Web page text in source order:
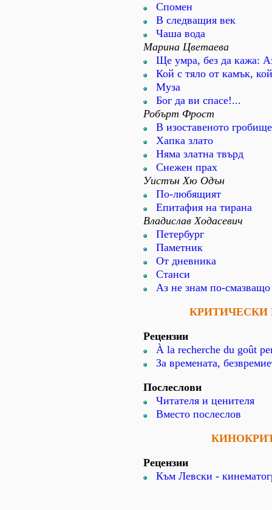
Спомен
В следващия век
Чаша вода
Марина Цветаева
Ще умра, без да кажа:
Кой с тяло от камък,
Муза
Бог да ви спасе!...
Робърт Фрост
В изоставеното гробище
Хапка злато
Няма златна твърд
Снежен прах
Уистън Хю Одън
По-любящият
Епитафия на тирана
Владислав Ходасевич
Петербург
Паметник
От дневника
Станси
Аз не знам по-
КРИТИЧЕСКИ
Рецензии
À la recherche du goût
За времената,
Послеслови
Читателя и ценителя
Вместо послеслов
Рецензии
Към Левски -